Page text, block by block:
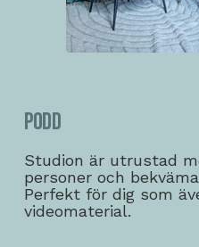
Podd
Studion är utrustad
personer och
Perfekt för dig som
videomaterial.